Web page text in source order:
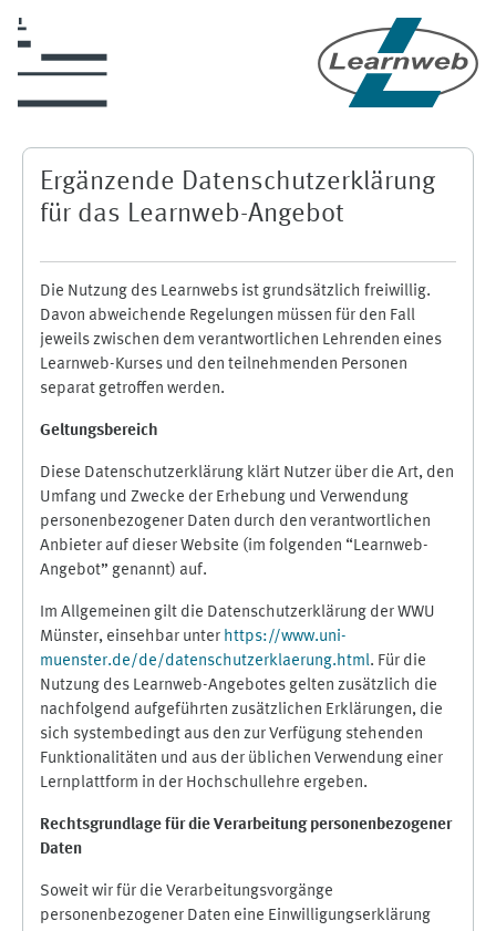
Ergänzende Datenschutzerklärung
für das Learnweb-Angebot
Die Nutzung des Learnwebs ist grundsätzlich freiwillig.
Davon abweichende Regelungen müssen für den Fall
jeweils zwischen dem verantwortlichen Lehrenden eines
Learnweb-Kurses und den teilnehmenden Personen
separat getroffen werden.
Geltungsbereich
Diese Datenschutzerklärung klärt Nutzer über die Art, den
Umfang und Zwecke der Erhebung und Verwendung
personenbezogener Daten durch den verantwortlichen
Anbieter auf dieser Website (im folgenden “Learnweb-
Angebot” genannt) auf.
Im Allgemeinen gilt die Datenschutzerklärung der WWU
Münster, einsehbar unter https://www.uni-
muenster.de/de/datenschutzerklaerung.html. Für die
Nutzung des Learnweb-Angebotes gelten zusätzlich die
nachfolgend aufgeführten zusätzlichen Erklärungen, die
sich systembedingt aus den zur Verfügung stehenden
Funktionalitäten und aus der üblichen Verwendung einer
Lernplattform in der Hochschullehre ergeben.
Rechtsgrundlage für die Verarbeitung personenbezogener
Daten
Soweit wir für die Verarbeitungsvorgänge
personenbezogener Daten eine Einwilligungserklärung